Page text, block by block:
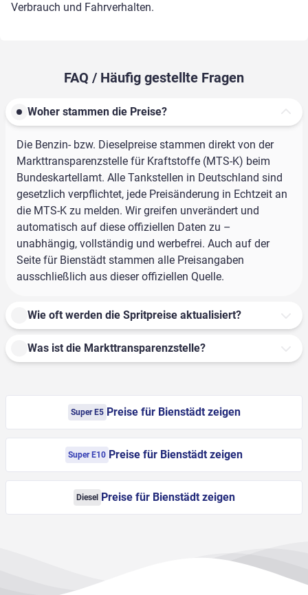
Verbrauch und Fahrverhalten.
FAQ / Häufig gestellte Fragen
Woher stammen die Preise?
Die Benzin- bzw. Dieselpreise stammen direkt von der
Markttransparenzstelle für Kraftstoffe (MTS-K) beim
Bundeskartellamt. Alle Tankstellen in Deutschland sind
gesetzlich verpflichtet, jede Preisänderung in Echtzeit an
die MTS-K zu melden. Wir greifen unverändert und
automatisch auf diese offiziellen Daten zu –
unabhängig, vollständig und werbefrei. Auch auf der
Seite für Bienstädt stammen alle Preisangaben
ausschließlich aus dieser offiziellen Quelle.
Wie oft werden die Spritpreise aktualisiert?
Was ist die Markttransparenzstelle?
Super E5 Preise für Bienstädt zeigen
Super E10 Preise für Bienstädt zeigen
Diesel Preise für Bienstädt zeigen